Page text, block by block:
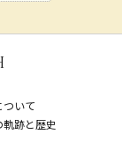
ついて
跡と歴史